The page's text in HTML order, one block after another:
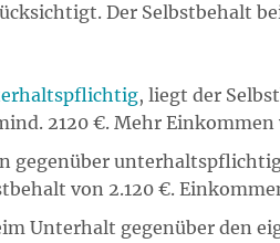
Der Selbstbehalt
, liegt der
2120 €. Mehr Einkommen
von 2.120 €.
Unterhalt gegenüber den